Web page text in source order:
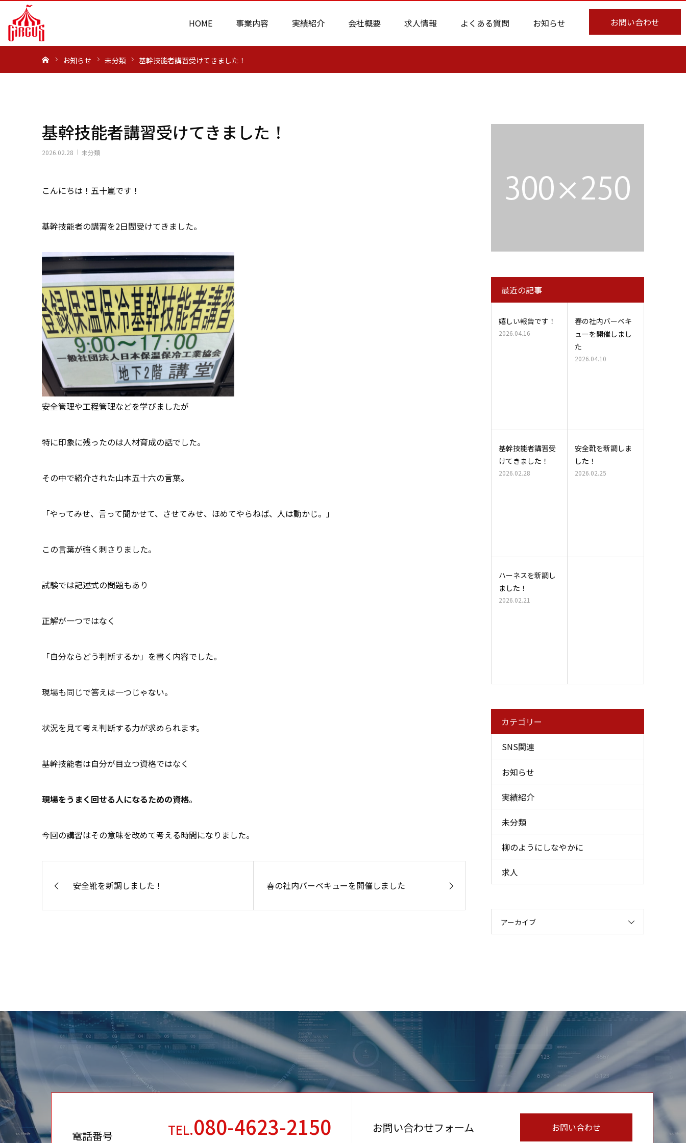
お問い合わせ
HOME 事業内容 実績紹介 会社概要 求人情報 よくある質問 お知らせ
お知らせ 未分類 基幹技能者講習受けてきました！
基幹技能者講習受けてきました！
2026.02.28 未分類
こんにちは！五十嵐です！
基幹技能者の講習を2日間受けてきました。
安全管理や工程管理などを学びましたが
特に印象に残ったのは人材育成の話でした。
その中で紹介された山本五十六の言葉。
「やってみせ、言って聞かせて、させてみせ、ほめてやらねば、人は動かじ。」
この言葉が強く刺さりました。
試験では記述式の問題もあり
正解が一つではなく
「自分ならどう判断するか」を書く内容でした。
現場も同じで答えは一つじゃない。
状況を見て考え判断する力が求められます。
基幹技能者は自分が目立つ資格ではなく
現場をうまく回せる人になるための資格。
今回の講習はその意味を改めて考える時間になりました。
安全靴を新調しました！ 春の社内バーベキューを開催しました
最近の記事
嬉しい報告です！
2026.04.16
春の社内バーベキ
ューを開催しまし
た
2026.04.10
基幹技能者講習受
けてきました！
2026.02.28
安全靴を新調しま
した！
2026.02.25
ハーネスを新調し
ました！
2026.02.21
カテゴリー
SNS関連
お知らせ
実績紹介
未分類
柳のようにしなやかに
求人
アーカイブ
電話番号 TEL.080-4623-2150 お問い合わせフォーム お問い合わせ